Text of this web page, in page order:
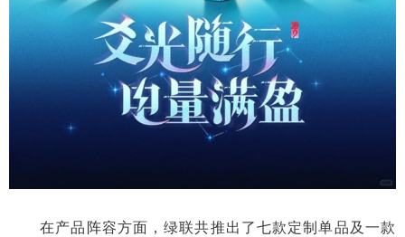
在产品阵容方面，绿联共推出了七款定制单品及一款